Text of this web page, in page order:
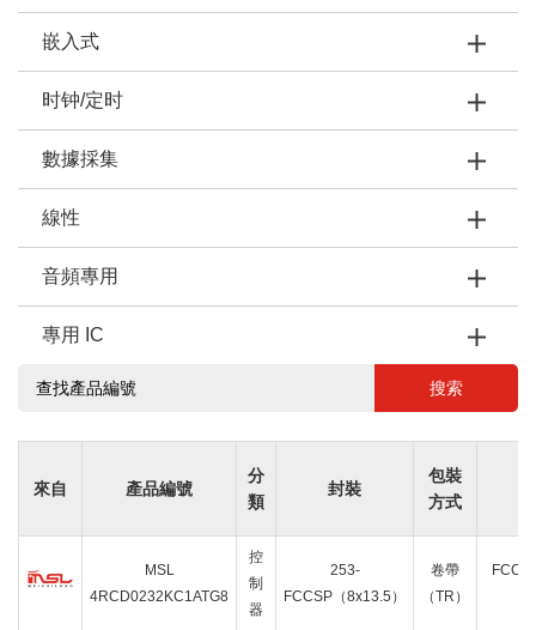
嵌入式
时钟/定时
數據採集
線性
音頻專用
專用 IC
搜索
來自 產品編號
分
類
封裝
包裝
方式
MSL
4RCD0232KC1ATG8
控
制
器
253-
FCCSP（8x13.5）
卷帶
（TR）